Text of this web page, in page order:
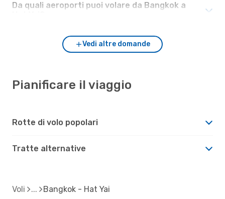
Da quali aeroporti puoi volare da Bangkok a
Vedi altre domande
Pianificare il viaggio
Rotte di volo popolari
Tratte alternative
Voli Bangkok - Hat Yai